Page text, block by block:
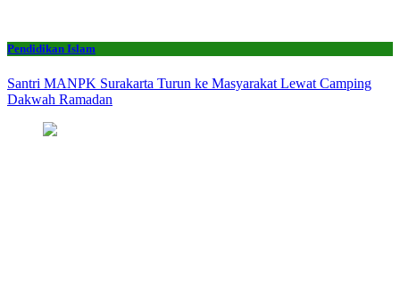
Pendidikan Islam
Santri MANPK Surakarta Turun ke Masyarakat Lewat Camping
Dakwah Ramadan